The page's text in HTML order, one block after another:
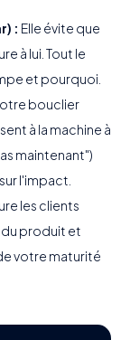
: Elle évite que
à lui. Tout le
et pourquoi.
bouclier
à la machine à
maintenant")
l'impact.
les clients
du produit et
votre maturité